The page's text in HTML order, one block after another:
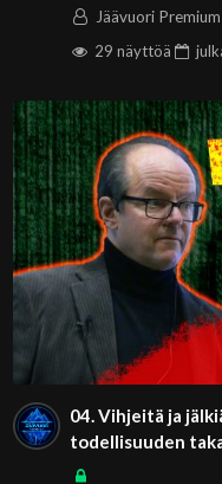
Jäävuori Premium
29 näyttöä
04. Vihjeitä ja
todellisuuden